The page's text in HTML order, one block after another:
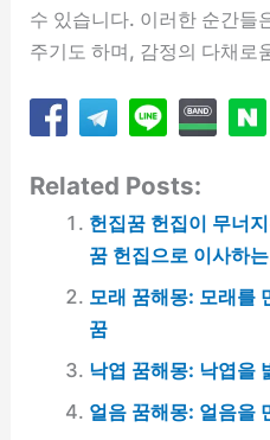
수 있습니다. 이러한 순간들
주기도 하며, 감정의 다채로
Related Posts:
헌집꿈 헌집이 무너
꿈 헌집으로 이사하
모래 꿈해몽: 모래를
꿈
낙엽 꿈해몽: 낙엽을
얼음 꿈해몽: 얼음을